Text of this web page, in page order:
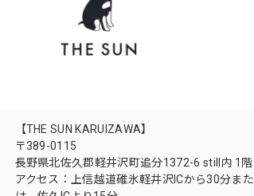
【THE SUN KARUIZAWA】
〒389-0115
長野県北佐久郡軽井沢町追分1372-6 still内 1階
アクセス：上信越道碓氷軽井沢ICから30分また